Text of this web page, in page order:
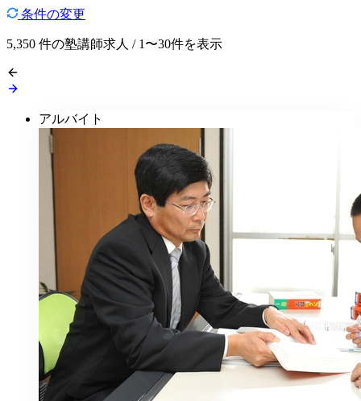
条件の変更
5,350 件の塾講師求人 / 1〜30件を表示
アルバイト